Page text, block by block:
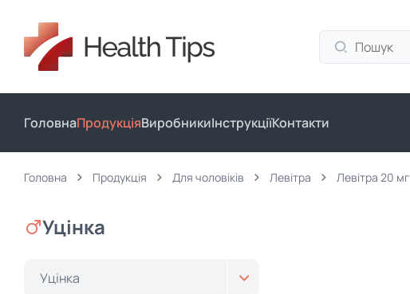
ГоловнаПродукціяВиробникиІнструкціїКонтакти
Головна Продукція Для чоловіків Левітра Левітра 20 мг
Уцінка
Уцінка